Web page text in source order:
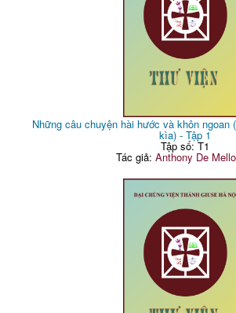
Những câu chuyện hài hước và khôn ngoan
kìa) - Tập 1
Tập số: T1
Tác giả: Anthony De